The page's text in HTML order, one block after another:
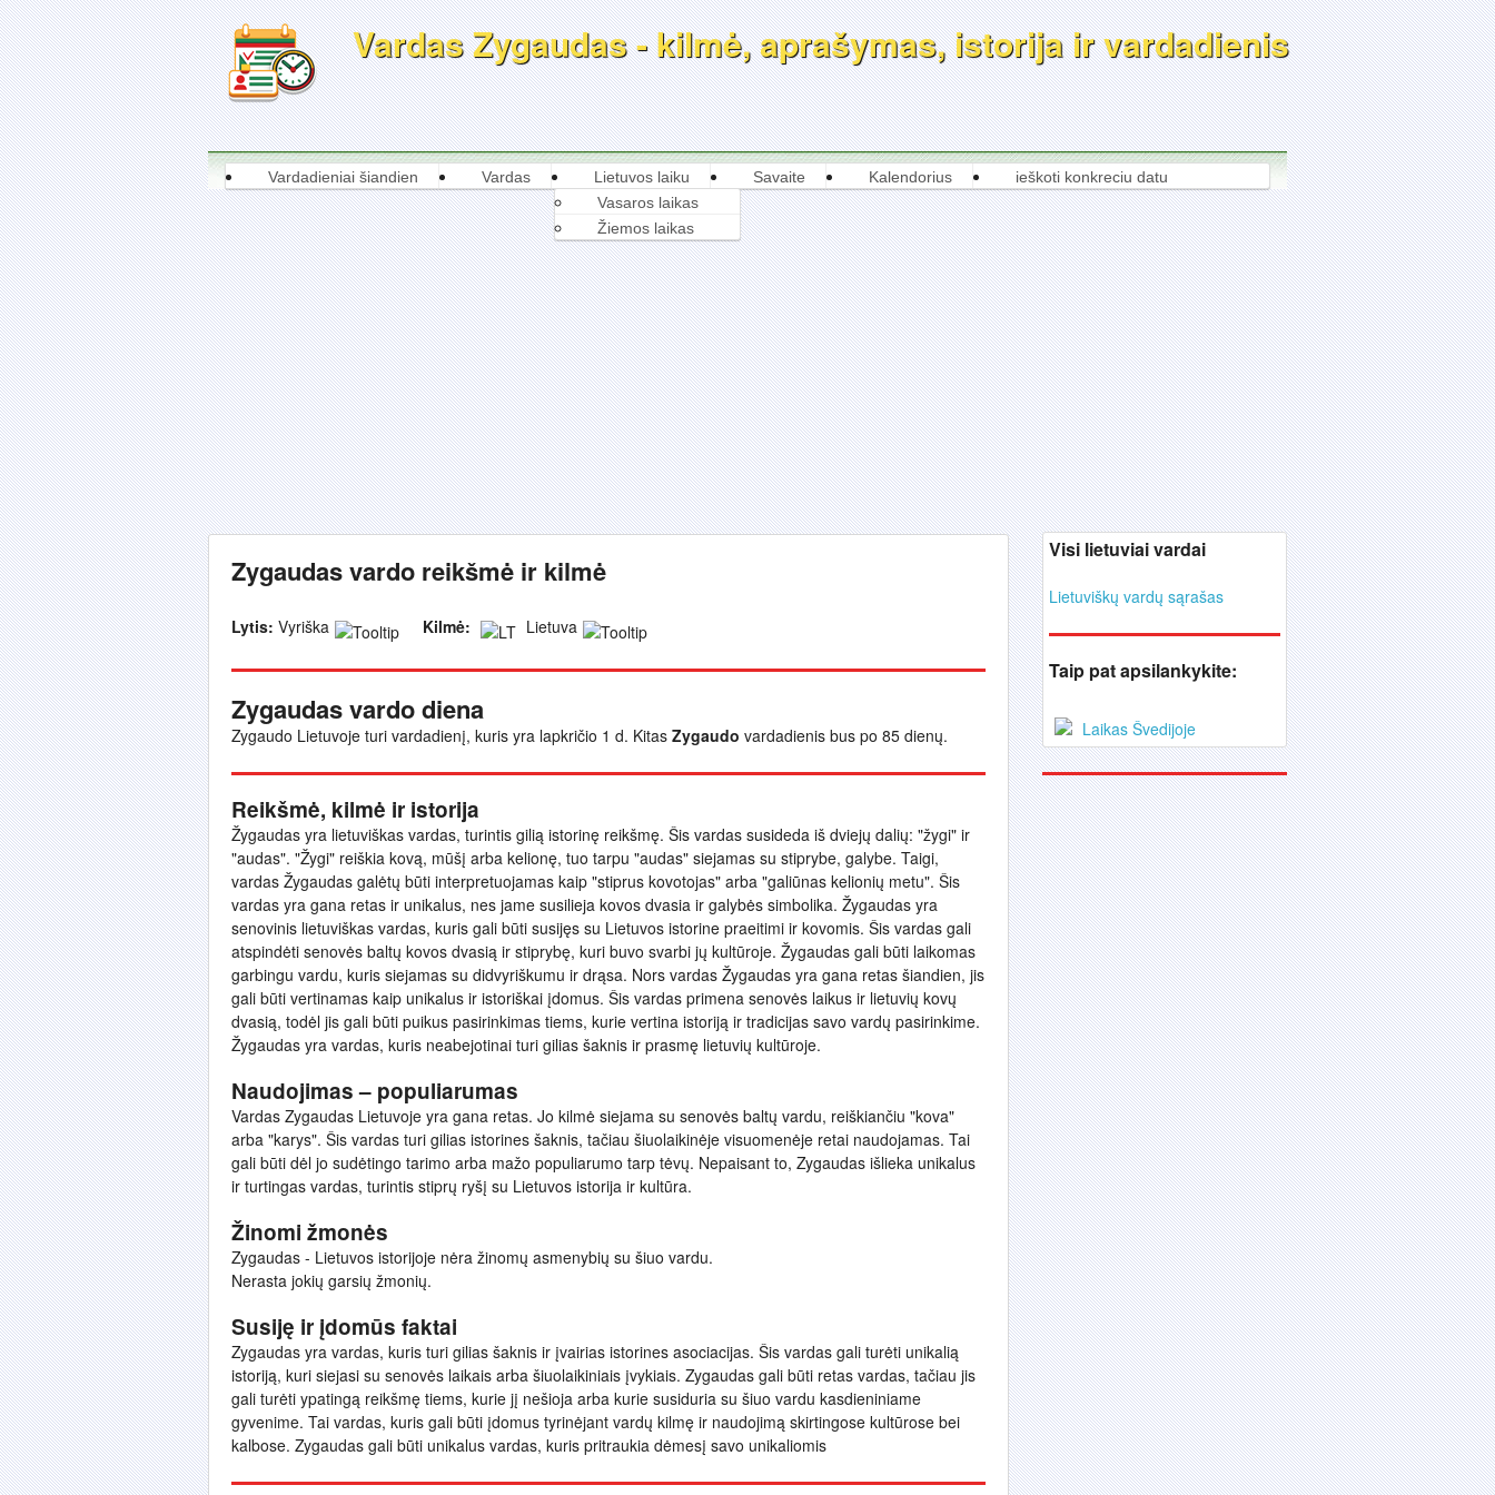
Vardas Zygaudas - kilmė, aprašymas, istorija ir vardadienis
Vardadieniai šiandien Vardas
Lietuvos laiku
Vasaros laikas
Žiemos laikas
Savaite Kalendorius ieškoti konkreciu datu
Zygaudas vardo reikšmė ir kilmė
Lytis: Vyriška Kilmė: Lietuva
Zygaudas vardo diena
Zygaudo Lietuvoje turi vardadienį, kuris yra lapkričio 1 d. Kitas Zygaudo vardadienis bus po 85 dienų.
Reikšmė, kilmė ir istorija
Žygaudas yra lietuviškas vardas, turintis gilią istorinę reikšmę. Šis vardas susideda iš dviejų dalių: "žygi" ir
"audas". "Žygi" reiškia kovą, mūšį arba kelionę, tuo tarpu "audas" siejamas su stiprybe, galybe. Taigi,
vardas Žygaudas galėtų būti interpretuojamas kaip "stiprus kovotojas" arba "galiūnas kelionių metu". Šis
vardas yra gana retas ir unikalus, nes jame susilieja kovos dvasia ir galybės simbolika. Žygaudas yra
senovinis lietuviškas vardas, kuris gali būti susijęs su Lietuvos istorine praeitimi ir kovomis. Šis vardas gali
atspindėti senovės baltų kovos dvasią ir stiprybę, kuri buvo svarbi jų kultūroje. Žygaudas gali būti laikomas
garbingu vardu, kuris siejamas su didvyriškumu ir drąsa. Nors vardas Žygaudas yra gana retas šiandien, jis
gali būti vertinamas kaip unikalus ir istoriškai įdomus. Šis vardas primena senovės laikus ir lietuvių kovų
dvasią, todėl jis gali būti puikus pasirinkimas tiems, kurie vertina istoriją ir tradicijas savo vardų pasirinkime.
Žygaudas yra vardas, kuris neabejotinai turi gilias šaknis ir prasmę lietuvių kultūroje.
Naudojimas – populiarumas
Vardas Zygaudas Lietuvoje yra gana retas. Jo kilmė siejama su senovės baltų vardu, reiškiančiu "kova"
arba "karys". Šis vardas turi gilias istorines šaknis, tačiau šiuolaikinėje visuomenėje retai naudojamas. Tai
gali būti dėl jo sudėtingo tarimo arba mažo populiarumo tarp tėvų. Nepaisant to, Zygaudas išlieka unikalus
ir turtingas vardas, turintis stiprų ryšį su Lietuvos istorija ir kultūra.
Žinomi žmonės
Zygaudas - Lietuvos istorijoje nėra žinomų asmenybių su šiuo vardu.
Nerasta jokių garsių žmonių.
Susiję ir įdomūs faktai
Zygaudas yra vardas, kuris turi gilias šaknis ir įvairias istorines asociacijas. Šis vardas gali turėti unikalią
istoriją, kuri siejasi su senovės laikais arba šiuolaikiniais įvykiais. Zygaudas gali būti retas vardas, tačiau jis
gali turėti ypatingą reikšmę tiems, kurie jį nešioja arba kurie susiduria su šiuo vardu kasdieniniame
gyvenime. Tai vardas, kuris gali būti įdomus tyrinėjant vardų kilmę ir naudojimą skirtingose kultūrose bei
kalbose. Zygaudas gali būti unikalus vardas, kuris pritraukia dėmesį savo unikaliomis
Visi lietuviai vardai
Lietuviškų vardų sąrašas
Taip pat apsilankykite:
Laikas Švedijoje